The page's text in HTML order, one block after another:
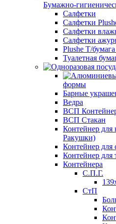
Бумажно-
Салфетки
Салфетки
Салфетки
Салфетки
Plushe Т/
Туалетная
формы
Барные
Ведра
ВСП
ВСП Стакан
Контейнер для
Ракушки)
Контейнер для
Контейнер для
Контейнера
С.П.Г.
СтП